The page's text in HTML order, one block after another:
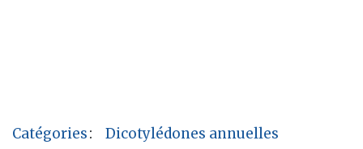
Catégories:
Dicotylédones annuelles